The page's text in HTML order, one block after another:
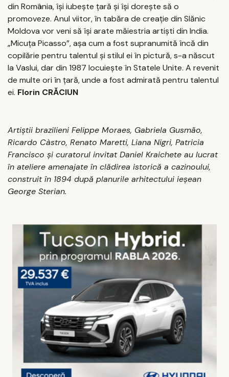
din România, îşi iubeşte ţară şi îşi doreşte să o
promoveze. Anul viitor, în tabăra de creaţie din Slănic
Moldova vor veni să îşi arate măiestria artişti din India.
„Micuţa Picasso”, aşa cum a fost supranumită încă din
copilărie pentru talentul şi stilul ei în pictură, s-a născut
la Vaslui, dar din 1987 locuieşte în Statele Unite. A revenit
de multe ori în ţară, unde a fost admirată pentru talentul
ei. Florin CRĂCIUN
Artiştii brazilieni Felippe Moraes, Gabriela Gusmão,
Ricardo Càstro, Renato Maretti, Liana Nigri, Patricia
Francisco şi curatorul invitat Daniel Kraichete au lucrat
în ateliere amenajate în clădirea istorică a cazinoului,
construit în 1894 după planurile arhitectului ieşean
George Sterian.